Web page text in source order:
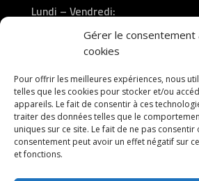
Gérer le consentement
cookies
Pour offrir les meilleures expériences, nous
telles que les cookies pour stocker et/ou
appareils. Le fait de consentir à ces
traiter des données telles que le
uniques sur ce site. Le fait de ne pas
consentement peut avoir un effet négatif sur
et fonctions.
Lundi – Vendredi:
8h30 -12h00
—————-
13h30 -18h00